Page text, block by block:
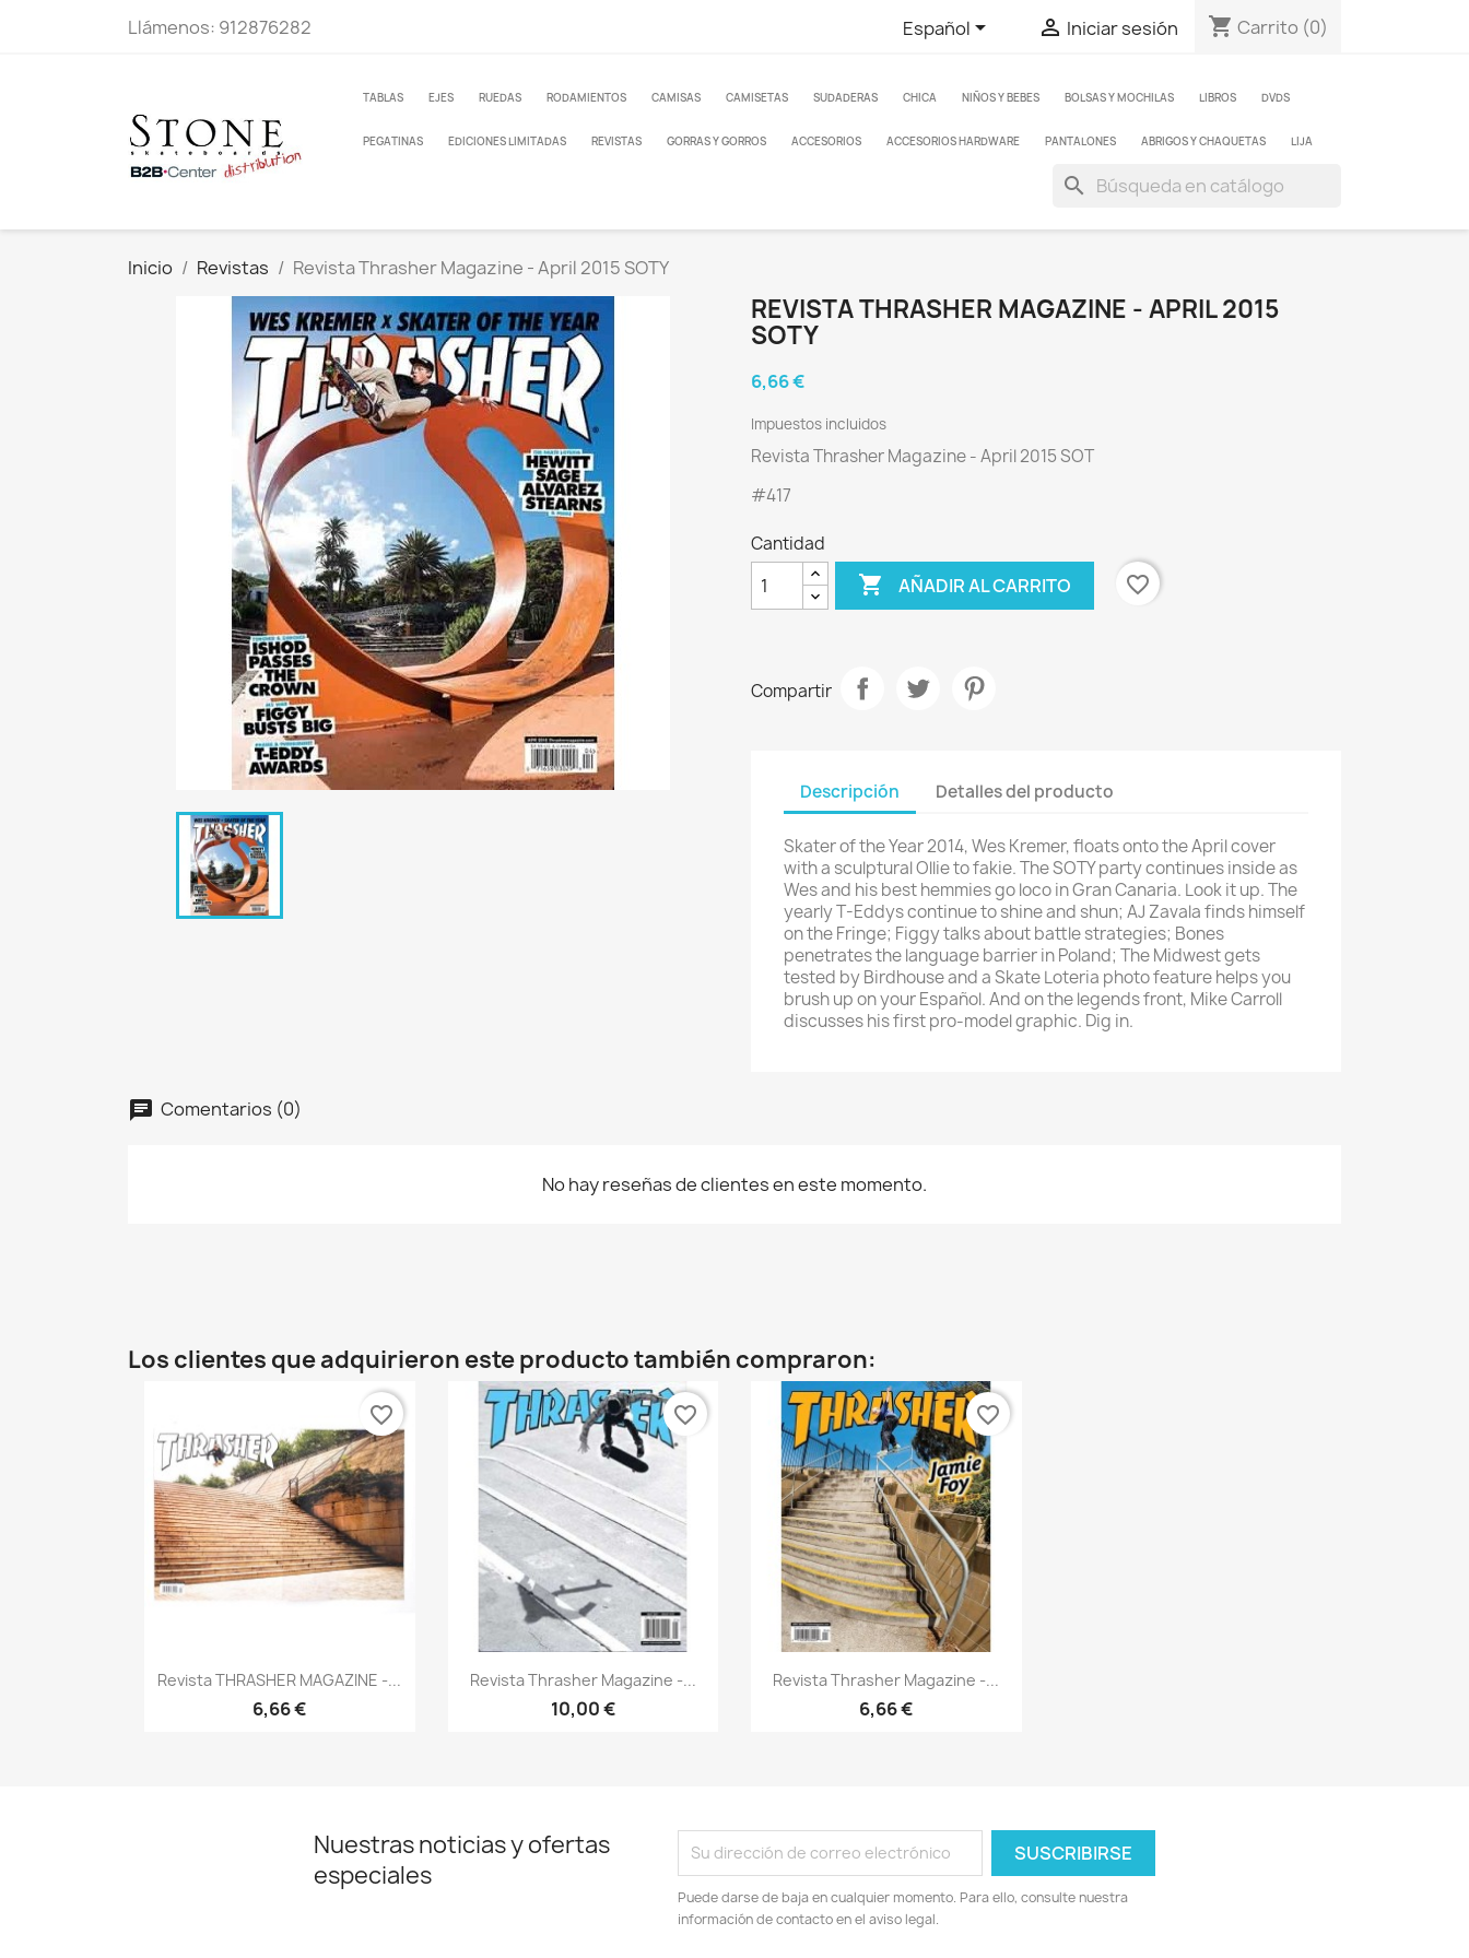
Llámenos: 912876282 Español  Iniciar sesión shopping_cart Carrito (0)
TABLAS EJES RUEDAS RODAMIENTOS CAMISAS CAMISETAS SUDADERAS CHICA NIÑOS Y BEBES BOLSAS Y MOCHILAS LIBROS DVDS
PEGATINAS EDICIONES LIMITADAS REVISTAS GORRAS Y GORROS ACCESORIOS ACCESORIOS HARDWARE PANTALONES ABRIGOS Y CHAQUETAS LIJA
search
Inicio Revistas Revista Thrasher Magazine - April 2015 SOTY
REVISTA THRASHER MAGAZINE - APRIL 2015
SOTY
6,66 €
Impuestos incluidos
Revista Thrasher Magazine - April 2015 SOT
#417
Cantidad
 AÑADIR AL CARRITO favorite_border
Compartir
Descripción Detalles del producto
Skater of the Year 2014, Wes Kremer, floats onto the April cover
with a sculptural Ollie to fakie. The SOTY party continues inside as
Wes and his best hemmies go loco in Gran Canaria. Look it up. The
yearly T-Eddys continue to shine and shun; AJ Zavala finds himself
on the Fringe; Figgy talks about battle strategies; Bones
penetrates the language barrier in Poland; The Midwest gets
tested by Birdhouse and a Skate Loteria photo feature helps you
brush up on your Español. And on the legends front, Mike Carroll
discusses his first pro-model graphic. Dig in.
Comentarios (0)
No hay reseñas de clientes en este momento.
Los clientes que adquirieron este producto también compraron:
Vista rápida
Revista THRASHER MAGAZINE -...
6,66 €
favorite_border
Vista rápida
Revista Thrasher Magazine -...
10,00 €
favorite_border
Vista rápida
Revista Thrasher Magazine -...
6,66 €
favorite_border
Nuestras noticias y ofertas
especiales
Puede darse de baja en cualquier momento. Para ello, consulte nuestra
información de contacto en el aviso legal.
×